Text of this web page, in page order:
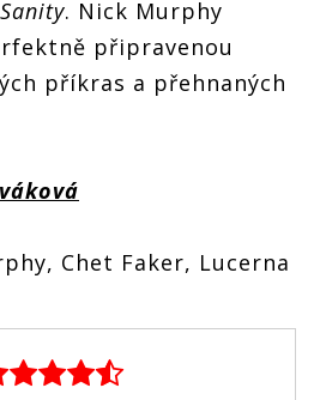
. Nick Murphy
připravenou
příkras a přehnaných
Chet Faker, Lucerna